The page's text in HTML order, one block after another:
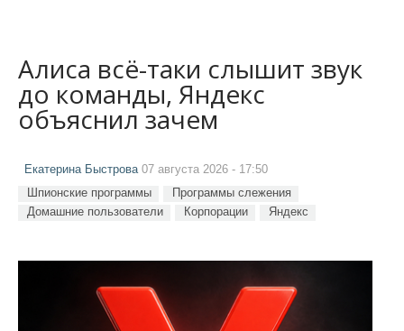
Алиса всё-таки слышит звук
до команды, Яндекс
объяснил зачем
Екатерина Быстрова07 августа 2026 - 17:50
Шпионские программы
Программы слежения
Домашние пользователи
Корпорации Яндекс